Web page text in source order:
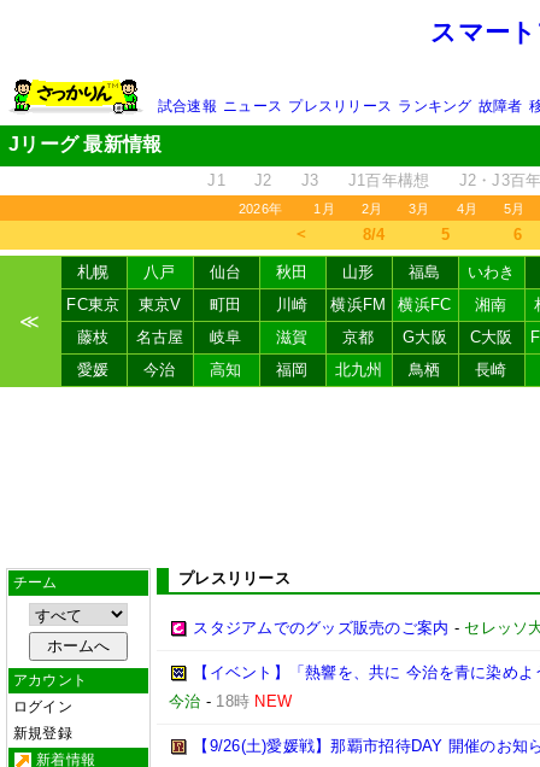
スマー
試合速報 ニュース プレスリリース ランキング 故障者
Jリーグ 最新情報
J1 J2 J3 J1百年構想 J2・J3百
2026年 1月 2月 3月 4月 5月
＜ 8/4 5 6
≪
札幌 八戸 仙台 秋田 山形 福島
いわき
FC東京
東京V 町田 川崎 横浜FM 横浜FC 湘南
藤枝
名古屋 岐阜 滋賀 京都 G大阪 C大阪
愛媛
今治 高知 福岡 北九州 鳥栖 長崎
チーム
アカウント
ログイン
新規登録
新着情報
プレスリリース
スタジアムでのグッズ販売のご案内 - セレッソ
【イベント】「熱響を、共に 今治を青に染め
今治 - 18時 NEW
【9/26(土)愛媛戦】那覇市招待DAY 開催のお知